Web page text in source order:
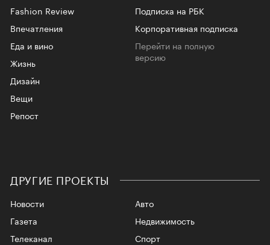
Fashion Review
Впечатления
Еда и вино
Жизнь
Дизайн
Вещи
Репост
Подписка на РБК
Корпоративная подписка
Перейти на полную
версию
ДРУГИЕ ПРОЕКТЫ
Новости
Газета
Телеканал
Авто
Недвижимость
Спорт